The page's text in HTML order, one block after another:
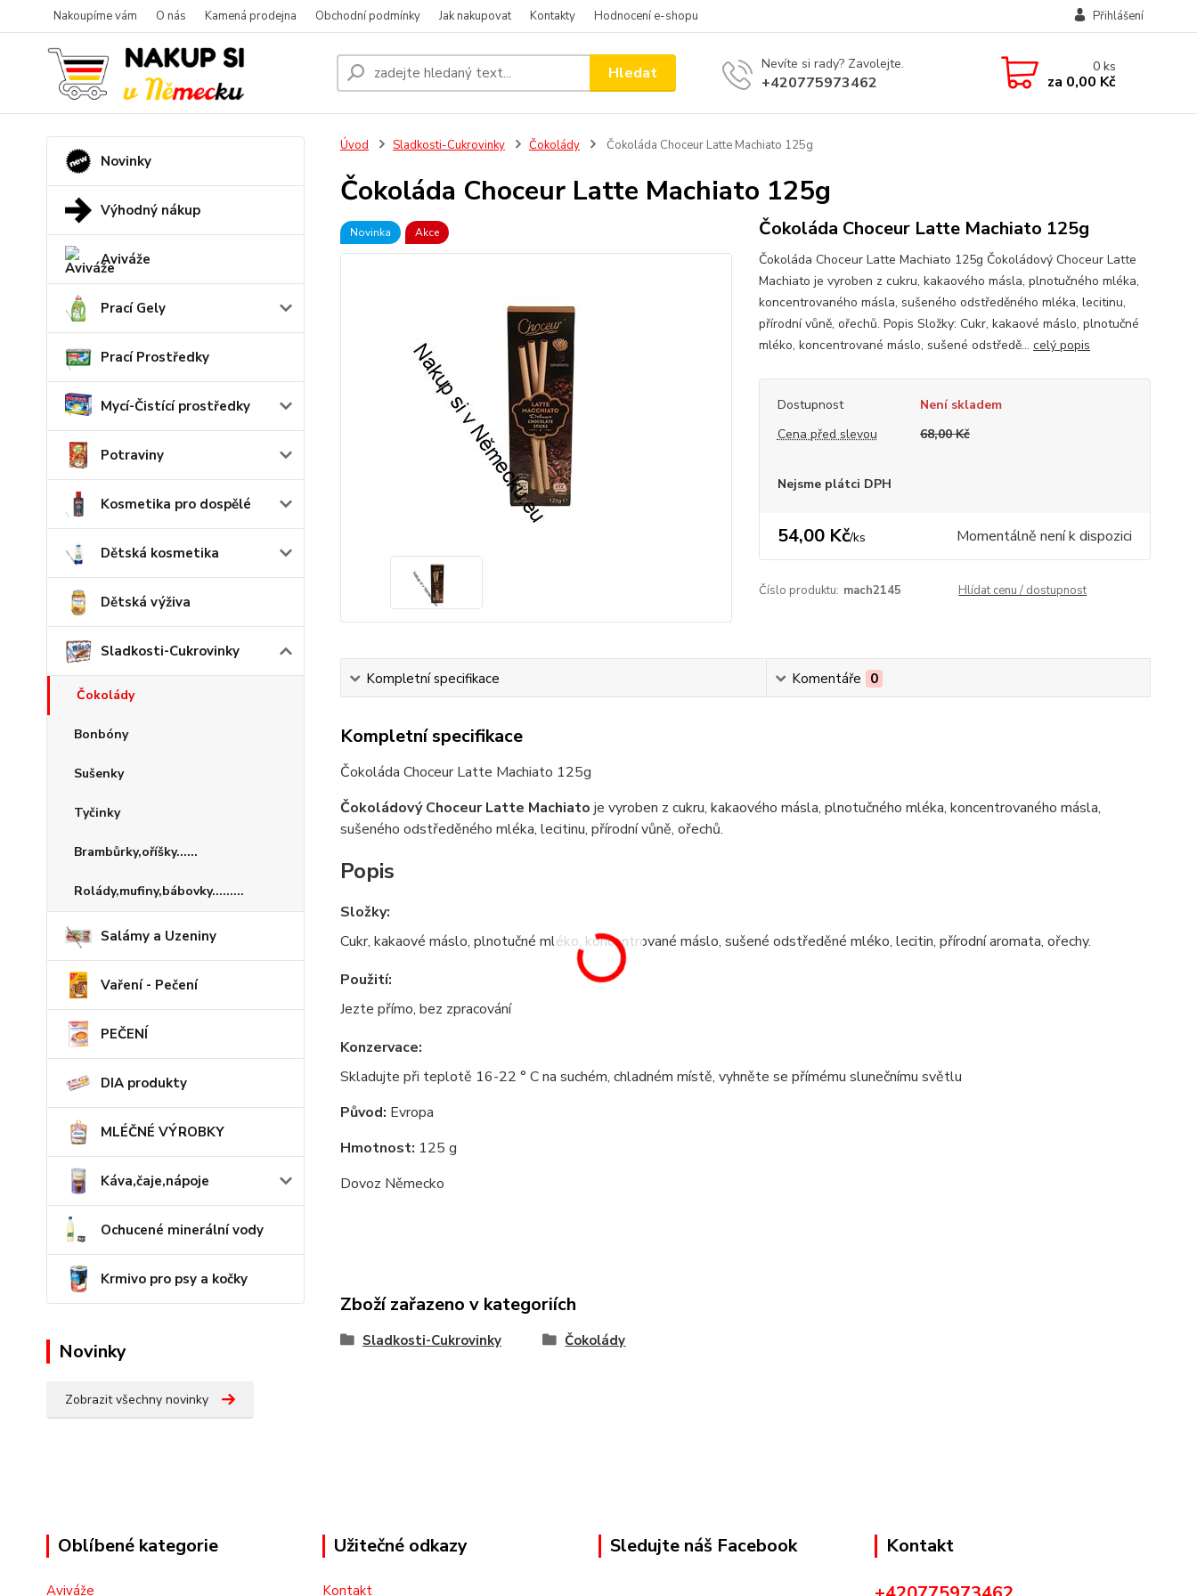
Nakoupíme vám O nás Kamená prodejna Obchodní podmínky Jak nakupovat Kontakty Hodnocení e-shopu Přihlášení
Hledat Nevíte si rady? Zavolejte.
+420775973462
0ks
za 0,00 Kč
Novinky
Výhodný nákup
Aviváže
Prací Gely
Prací Prostředky
Mycí-Čistící prostředky
Potraviny
Kosmetika pro dospělé
Dětská kosmetika
Dětská výživa
Sladkosti-Cukrovinky
Čokolády
Bonbóny
Sušenky
Tyčinky
Brambůrky,oříšky......
Rolády,mufiny,bábovky.........
Salámy a Uzeniny
Vaření - Pečení
PEČENÍ
DIA produkty
MLÉČNÉ VÝROBKY
Káva,čaje,nápoje
Ochucené minerální vody
Krmivo pro psy a kočky
Novinky
Zobrazit všechny novinky
Úvod Sladkosti-Cukrovinky Čokolády Čokoláda Choceur Latte Machiato 125g
Čokoláda Choceur Latte Machiato 125g
Novinka Akce Čokoláda Choceur Latte Machiato 125g
Čokoláda Choceur Latte Machiato 125g Čokoládový Choceur Latte
Machiato je vyroben z cukru, kakaového másla, plnotučného mléka,
koncentrovaného másla, sušeného odstředěného mléka, lecitinu,
přírodní vůně, ořechů. Popis Složky: Cukr, kakaové máslo, plnotučné
mléko, koncentrované máslo, sušené odstředě... celý popis
Dostupnost
Není skladem
Cena před slevou
68,00 Kč
Nejsme plátci DPH
54,00 Kč/ks Momentálně není k dispozici
Číslo produktu: mach2145 Hlídat cenu / dostupnost
Kompletní specifikace Komentáře 0
Kompletní specifikace
Čokoláda Choceur Latte Machiato 125g
Čokoládový Choceur Latte Machiato je vyroben z cukru, kakaového másla, plnotučného mléka, koncentrovaného másla,
sušeného odstředěného mléka, lecitinu, přírodní vůně, ořechů.
Popis
Složky:
Cukr, kakaové máslo, plnotučné mléko, koncentrované máslo, sušené odstředěné mléko, lecitin, přírodní aromata, ořechy.
Použití:
Jezte přímo, bez zpracování
Konzervace:
Skladujte při teplotě 16-22 ° C na suchém, chladném místě, vyhněte se přímému slunečnímu světlu
Původ: Evropa
Hmotnost: 125 g
Dovoz Německo
Zboží zařazeno v kategoriích
Sladkosti-Cukrovinky Čokolády
Oblíbené kategorie
Aviváže
Užitečné odkazy
Kontakt
Sledujte náš Facebook
Kontakt